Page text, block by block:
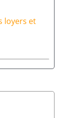
loyers et